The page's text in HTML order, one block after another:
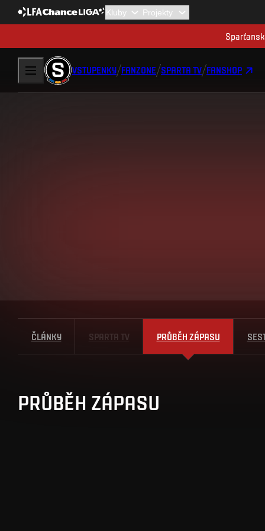
VSTUPENKY FANZONE SPARTA TV FANSHOP
ČLÁNKY SPARTA TV PRŮBĚH ZÁPASU
PRŮBĚH ZÁPASU